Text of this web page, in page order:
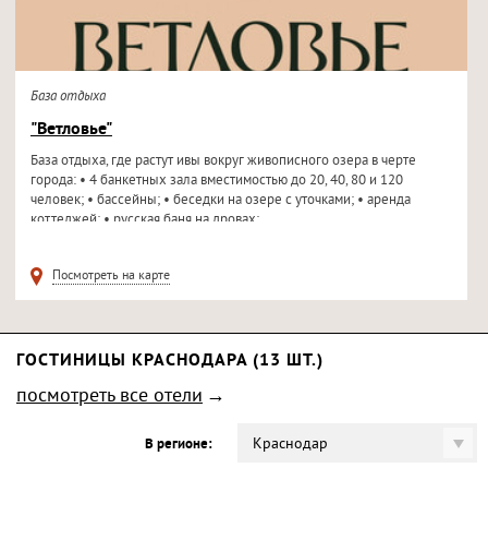
База отдыха
"Ветловье"
База отдыха, где растут ивы вокруг живописного озера в черте
города: • 4 банкетных зала вместимостью до 20, 40, 80 и 120
человек; • бассейны; • беседки на озере с уточками; • аренда
коттеджей; • русская баня на дровах;
Посмотреть на карте
ГОСТИНИЦЫ КРАСНОДАРА (13 ШТ.)
посмотреть все отели
В регионе: Краснодар